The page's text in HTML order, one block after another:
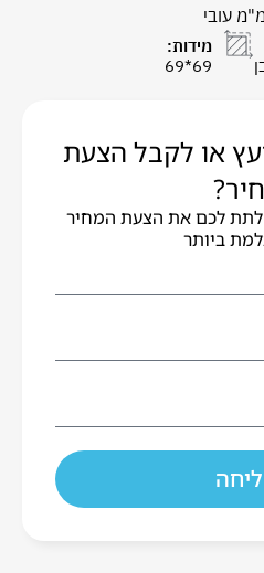
מידות:
69*69
או לקבל הצעת
לתת לכם את הצעת המחיר
ביותר